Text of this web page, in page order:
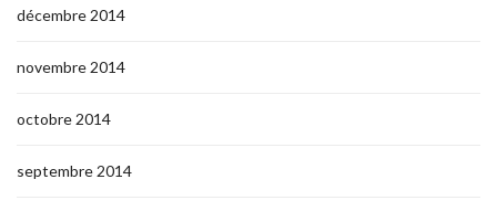
décembre 2014
novembre 2014
octobre 2014
septembre 2014